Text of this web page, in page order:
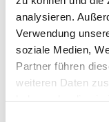
analysieren.
Verwendung
soziale Medien,
Partner führen
weiteren Daten